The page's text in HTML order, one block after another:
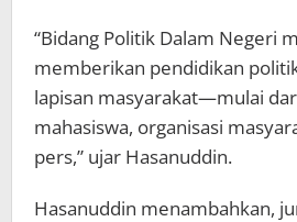
“Bidang Politik Dalam Negeri
memberikan pendidikan
lapisan masyarakat—mulai
mahasiswa, organisasi
pers,” ujar Hasanuddin.
Hasanuddin menambahkan,